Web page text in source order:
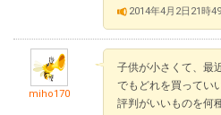
2014年4月2日21時
miho170
子供が小さくて、最
でもどれを買ってい
評判がいいものを何